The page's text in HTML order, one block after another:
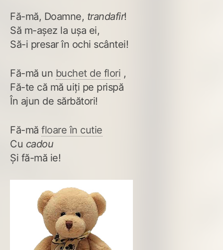
Fă-mă, Doamne, trandafir!
Să m-așez la ușa ei,
Să-i presar în ochi scântei!
Fă-mă un buchet de flori ,
Fă-te că mă uiți pe prispă
În ajun de sărbători!
Fă-mă floare în cutie
Cu cadou
Și fă-mă ie!